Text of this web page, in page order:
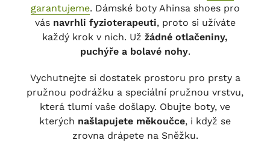
garantujeme. Dámské boty Ahinsa shoes pro
vás navrhli fyzioterapeuti, proto si užíváte
každý krok v nich. Už žádné otlačeniny,
puchýře a bolavé nohy.
Vychutnejte si dostatek prostoru pro prsty a
pružnou podrážku a speciální pružnou vrstvu,
která tlumí vaše došlapy. Obujte boty, ve
kterých našlapujete měkoučce, i když se
zrovna drápete na Sněžku.